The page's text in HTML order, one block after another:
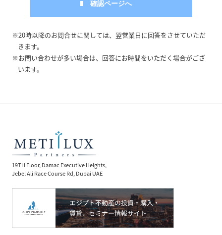
※20時以降のお問合せに関しては、翌営業日に回答をさせていただ
きます。
※お問い合わせが多い場合は、回答にお時間をいただく場合がござ
います。
19TH Floor, Damac Executive Heights,
Jebel Ali Race Course Rd, Dubai UAE